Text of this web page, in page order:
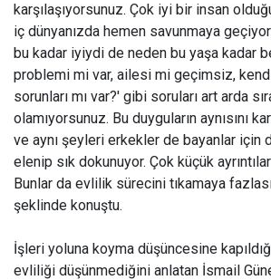
karşılaşıyorsunuz. Çok iyi bir insan
iç dünyanızda hemen savunmaya
bu kadar iyiydi de neden bu yaşa kadar
problemi mi var, ailesi mi geçimsiz,
sorunları mı var?' gibi soruları art arda
olamıyorsunuz. Bu duyguların aynısını
ve aynı şeyleri erkekler de bayanlar için
elenip sık dokunuyor. Çok küçük
Bunlar da evlilik sürecini tıkamaya
şeklinde konuştu.
İşleri yoluna koyma düşüncesine
evliliği düşünmediğini anlatan İsmail